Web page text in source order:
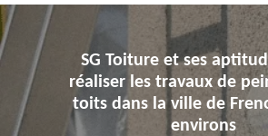
SG Toiture et ses
réaliser les travaux de
toits dans la ville de
environs